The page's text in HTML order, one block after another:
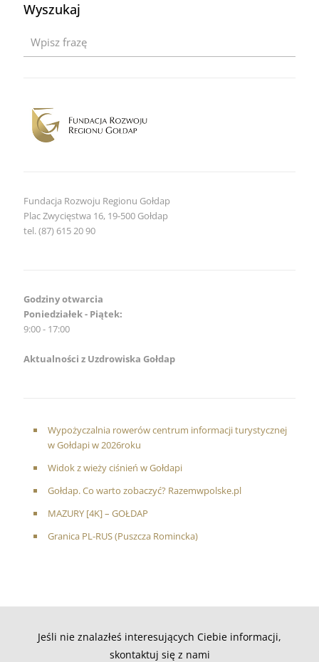
Przebudowa
strony
Wyszukaj
Fundacja Rozwoju Regionu Gołdap
Plac Zwycięstwa 16, 19-500 Gołdap
tel. (87) 615 20 90
Godziny otwarcia
Poniedziałek - Piątek:
9:00 - 17:00
Aktualności z Uzdrowiska Gołdap
Wypożyczalnia rowerów centrum informacji turystycznej
w Gołdapi w 2026roku
Widok z wieży ciśnień w Gołdapi
Gołdap. Co warto zobaczyć? Razemwpolske.pl
MAZURY [4K] – GOŁDAP
Granica PL-RUS (Puszcza Romincka)
Jeśli nie znalazłeś interesujących Ciebie informacji,
skontaktuj się z nami